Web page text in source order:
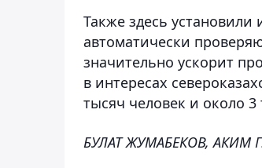
Также здесь
автоматически
значительно ускорит
в интересах
тысяч человек и около
БУЛАТ ЖУМАБЕКОВ, АКИМ